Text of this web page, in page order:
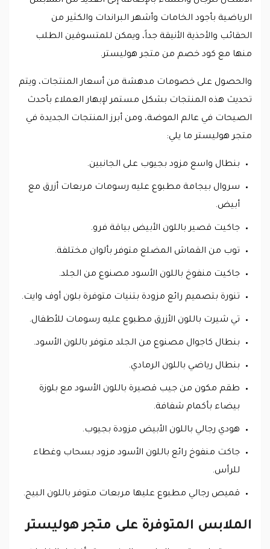
الرياضية بأجود الخامات وأشهر البراندات والكثير من
الحقائب والأحذية الأنيقة جداً، ويمكن للمتسوقين الطلب
منها مع كود خصم من متجر هوليستر.
والحصول على خصومات مدهشة من أسعار المنتجات، ويتم
تحديث هذه المنتجات بشكل مستمر لإبهار العملاء بأحدث
الصيحات في عالم الموضة، ومن أبرز المنتجات الجديدة في
متجر هوليستر ما يلي:
بنطال واسع مزود بجيوب على الجانبين.
سروال بيجامة مطبوع عليه رسومات مربعات أزرق مع
أبيض.
جاكيت قصير باللون الأبيض بياقة فرو.
توب من القماش المضلع متوفر بألوان مختلفة.
جاكيت منفوخ باللون الأسود مصنوع من الجلد.
تنورة بتصميم رائع مزودة بتنيات متوفرة بلون أوف وايت.
تي شيرت باللون الأزرق مطبوع عليه رسومات للأطفال.
بنطال كاجوال مصنوع من الجلد متوفر باللون الأسود.
بنطال رياضي باللون الرمادي.
طقم مكون من جيب قصيرة باللون الأسود مع بلوزة
بيضاء بأكمام شفافة.
هودي رجالي باللون الأبيض مزودة بجيوب.
جاكت منفوخ رائع باللون الأسود مزود بسحاب وغطاء
للرأس.
قميص رجالي مطبوع عليها مربعات متوفر باللون البيج.
الملابس المتوفرة على متجر هوليستر